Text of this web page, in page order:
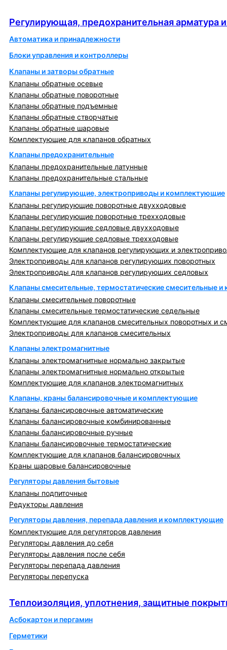
Регулирующая, предохранительная арматура
Автоматика и принадлежности
Блоки управления и контроллеры
Клапаны и затворы обратные
Клапаны обратные осевые
Клапаны обратные поворотные
Клапаны обратные подъемные
Клапаны обратные створчатые
Клапаны обратные шаровые
Комплектующие для клапанов обратных
Клапаны предохранительные
Клапаны предохранительные латунные
Клапаны предохранительные стальные
Клапаны регулирующие, электроприводы и комплектующие
Клапаны регулирующие поворотные двухходовые
Клапаны регулирующие поворотные трехходовые
Клапаны регулирующие седловые двухходовые
Клапаны регулирующие седловые трехходовые
Комплектующие для клапанов регулирующих и
Электроприводы для клапанов регулирующих поворотных
Электроприводы для клапанов регулирующих седловых
Клапаны смесительные, термостатические смесительные
Клапаны смесительные поворотные
Клапаны смесительные термостатические седельные
Комплектующие для клапанов смесительных поворотных и
Электроприводы для клапанов смесительных
Клапаны электромагнитные
Клапаны электромагнитные нормально закрытые
Клапаны электромагнитные нормально открытые
Комплектующие для клапанов электромагнитных
Клапаны, краны балансировочные и комплектующие
Клапаны балансировочные автоматические
Клапаны балансировочные комбинированные
Клапаны балансировочные ручные
Клапаны балансировочные термостатические
Комплектующие для клапанов балансировочных
Краны шаровые балансировочные
Регуляторы давления бытовые
Клапаны подпиточные
Редукторы давления
Регуляторы давления, перепада давления и комплектующие
Комплектующие для регуляторов давления
Регуляторы давления до себя
Регуляторы давления после себя
Регуляторы перепада давления
Регуляторы перепуска
Теплоизоляция, уплотнения, защитные
Асбокартон и пергамин
Герметики